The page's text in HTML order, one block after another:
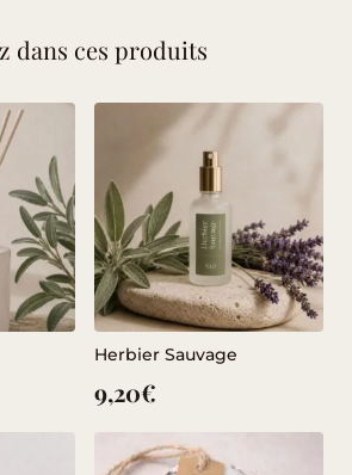
dans ces produits
Herbier Sauvage
9,20€